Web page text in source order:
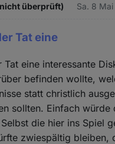
überprüft) Sa. 8
Tat eine
Tat eine interessante
befinden wollte,
statt christlich
sollten. Einfach würde
die hier ins Spiel
zwiespältig bleiben,